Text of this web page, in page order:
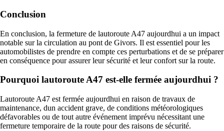
Conclusion
En conclusion, la fermeture de lautoroute A47 aujourdhui a un impact
notable sur la circulation au pont de Givors. Il est essentiel pour les
automobilistes de prendre en compte ces perturbations et de se préparer
en conséquence pour assurer leur sécurité et leur confort sur la route.
Pourquoi lautoroute A47 est-elle fermée aujourdhui ?
Lautoroute A47 est fermée aujourdhui en raison de travaux de
maintenance, dun accident grave, de conditions météorologiques
défavorables ou de tout autre événement imprévu nécessitant une
fermeture temporaire de la route pour des raisons de sécurité.